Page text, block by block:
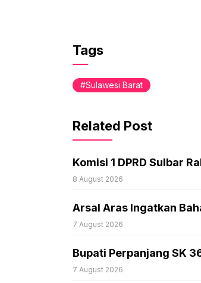
Tags
Sulawesi Barat
Related Post
Komisi 1 DPRD Sulbar
8 August 2026
Arsal Aras Ingatkan
7 August 2026
Bupati Perpanjang SK
7 August 2026